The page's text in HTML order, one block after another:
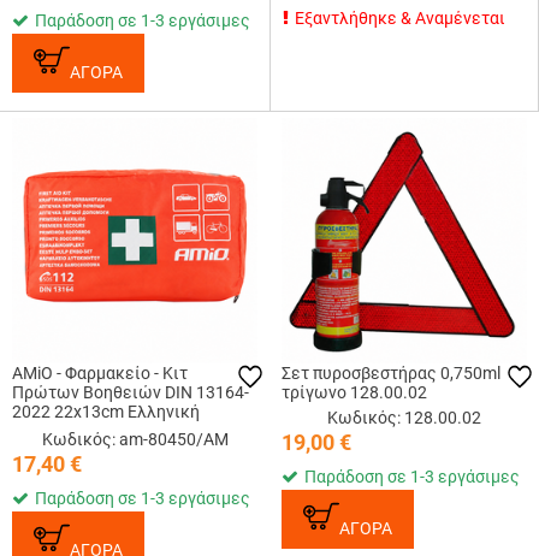
Παράδοση σε 1-3 εργάσιμες
ΑΓΟΡΑ
Εξαντλήθηκε & Αναμένεται
AMiO - Φαρμακείο - Κιτ
Πρώτων Βοηθειών DIN 13164-
2022 22x13cm Ελληνική
Περιγραφή - 1 Τεμ. (80450/AM)
Κωδικός: am-80450/AM
17,40€
Παράδοση σε 1-3 εργάσιμες
ΑΓΟΡΑ
Σετ πυροσβεστήρας 0,750ml
τρίγωνο 128.00.02
Κωδικός: 128.00.02
19,00€
Παράδοση σε 1-3 εργάσιμες
ΑΓΟΡΑ